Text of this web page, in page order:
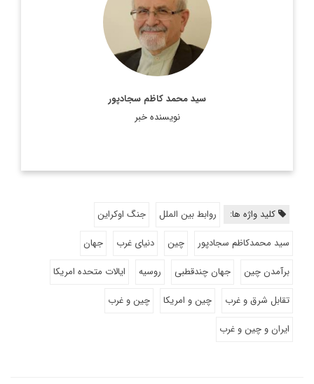
سید محمد کاظم سجادپور
نویسنده خبر
خارجه، دیپلمات ایرانی، استاد تمام در رشته روابط بین‌الملل و عضو
هیئت علمی دانشکده روابط بین‌الملل وزارت امور خارجه است.
اطلاعات بیشتر
کلید واژه ها: روابط بین الملل
جنگ اوکراین
سید محمدکاظم سجادپور
چین دنیای غرب
جهان
برآمدن چین
جهان چندقطبی روسیه
ایالات متحده امریکا
تقابل شرق و غرب
چین و امریکا
چین و غرب
ایران و چین و غرب